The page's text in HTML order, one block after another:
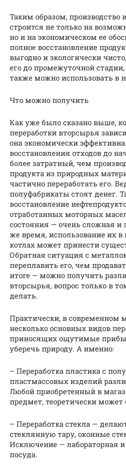
Таким образом, производство
строится не только на
но и на экономическом ее
полное восстановление
выгодно и экологически
его до промежуточной
также можно использовать в
Что можно получить
Как уже было сказано выше,
переработки вторсырья
она экономически
восстановления отходов до
более затратный, чем
продукта из природных
частично переработать его.
полуфабрикаты стоят денег.
восстановление
отработанных моторных
состояния — очень сложная и
же время, использование их в
котлах может принести
Обратная ситуация с
переплавить его, чем
итоге — можно получить
вторсырья, вопрос только в
делать.
Практически, в современном
несколько основных видов
приносящих ощутимые
уберечь природу. А именно:
– Переработка пластика с
пластмассовых изделий
Любой приобретенный в
предмет, теоретически
– Переработка стекла —
стеклянную тару, оконные
Исключение — лабораторная
посуда.